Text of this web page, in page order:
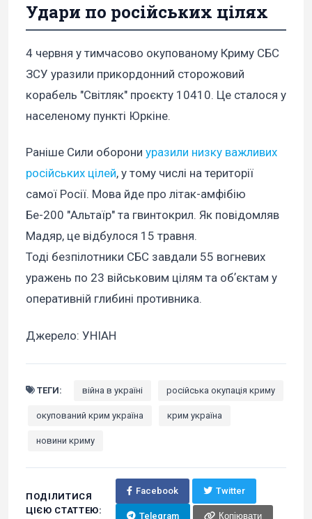
Удари по російських цілях
4 червня у тимчасово окупованому Криму СБС
ЗСУ уразили прикордонний сторожовий
корабель "Світляк" проєкту 10410. Це сталося у
населеному пункті Юркіне.
Раніше Сили оборони уразили низку важливих
російських цілей, у тому числі на території
самої Росії. Мова йде про літак-амфібію
Бе-200 "Альтаїр" та гвинтокрил. Як повідомляв
Мадяр, це відбулося 15 травня.
Тоді безпілотники СБС завдали 55 вогневих
уражень по 23 військовим цілям та обʼєктам у
оперативній глибині противника.
Джерело: УНІАН
ТЕГИ: війна в україні російська окупація криму
окупований крим україна крим україна
новини криму
ПОДІЛИТИСЯ
ЦІЄЮ СТАТТЕЮ:
Facebook Twitter
Telegram Копіювати